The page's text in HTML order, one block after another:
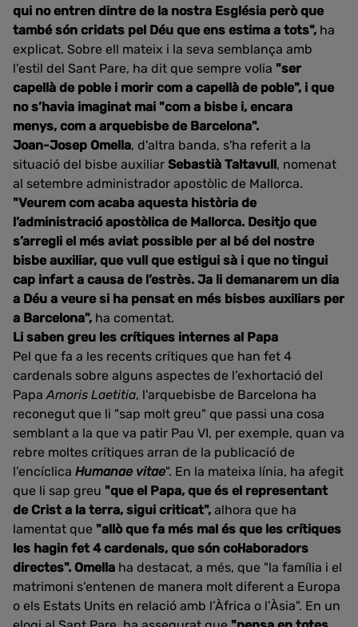
qui no entren dintre de la nostra Església però que
també són cridats pel Déu que ens estima a tots", ha
explicat. Sobre ell mateix i la seva semblança amb
l'estil del Sant Pare, ha dit que sempre volia "ser
capellà de poble i morir com a capellà de poble", i que
no s’havia imaginat mai "com a bisbe i, encara
menys, com a arquebisbe de Barcelona".
Joan-Josep Omella, d'altra banda, s'ha referit a la
situació del bisbe auxiliar Sebastià Taltavull, nomenat
al setembre administrador apostòlic de Mallorca.
"Veurem com acaba aquesta història de
l’administració apostòlica de Mallorca. Desitjo que
s’arregli el més aviat possible per al bé del nostre
bisbe auxiliar, que vull que estigui sà i que no tingui
cap infart a causa de l’estrès. Ja li demanarem un dia
a Déu a veure si ha pensat en més bisbes auxiliars per
a Barcelona", ha comentat.
Li saben greu les crítiques internes al Papa
Pel que fa a les recents crítiques que han fet 4
cardenals sobre alguns aspectes de l’exhortació del
PapaAmoris Laetitia, l'arquebisbe de Barcelona ha
reconegut que li "sap molt greu" que passi una cosa
semblant a la que va patir Pau VI, per exemple, quan va
rebre moltes crítiques arran de la publicació de
l’encíclica Humanae vitae". En la mateixa línia, ha afegit
que li sap greu "que el Papa, que és el representant
de Crist a la terra, sigui criticat", alhora que ha
lamentat que "allò que fa més mal és que les crítiques
les hagin fet 4 cardenals, que són col·laboradors
directes". Omella ha destacat, a més, que "la família i el
matrimoni s’entenen de manera molt diferent a Europa
o els Estats Units en relació amb l’Àfrica o l’Àsia". En un